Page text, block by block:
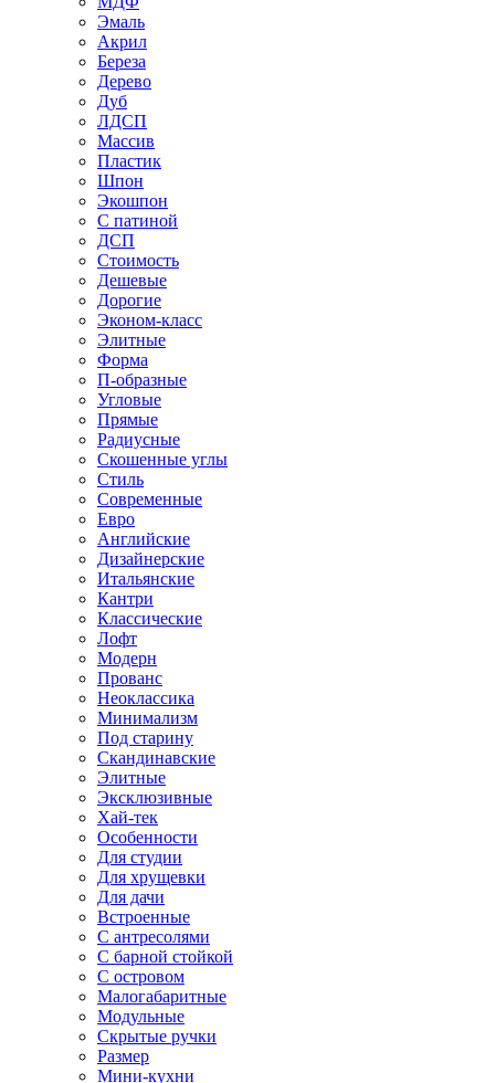
Эмаль
Акрил
Береза
Дерево
Дуб
ЛДСП
Массив
Пластик
Шпон
Экошпон
С патиной
ДСП
Стоимость
Дешевые
Дорогие
Эконом-класс
Элитные
Форма
П-образные
Угловые
Прямые
Радиусные
Скошенные углы
Стиль
Современные
Евро
Английские
Дизайнерские
Итальянские
Кантри
Классические
Лофт
Модерн
Прованс
Неоклассика
Минимализм
Под старину
Скандинавские
Элитные
Эксклюзивные
Хай-тек
Особенности
Для студии
Для хрущевки
Для дачи
Встроенные
С антресолями
С барной стойкой
С островом
Малогабаритные
Модульные
Скрытые ручки
Размер
Мини-кухни